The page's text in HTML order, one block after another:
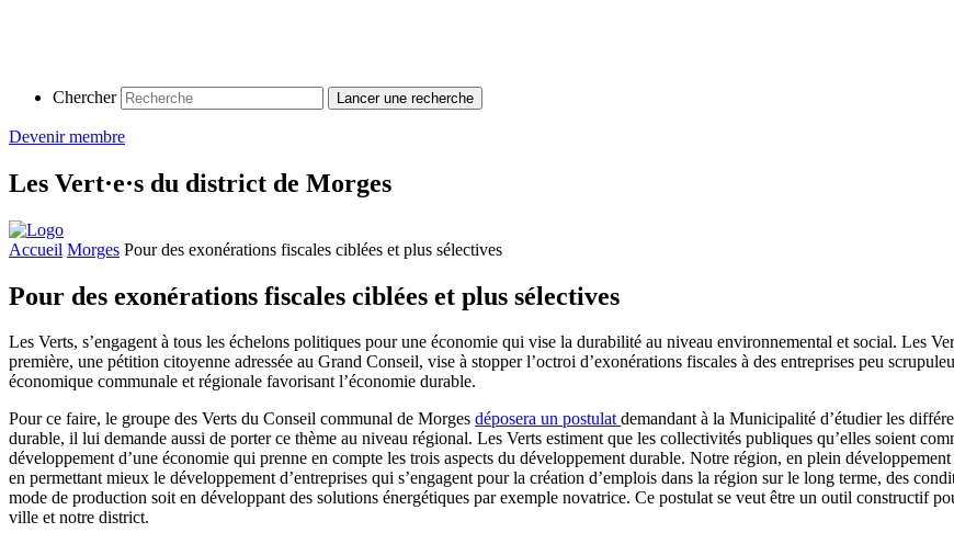
Chercher
Devenir membre
Les Vert·e·s du district de Morges
Accueil Morges Pour des exonérations fiscales ciblées et plus sélectives
Pour des exonérations fiscales ciblées et plus sélectives
Les Verts, s’engagent à tous les échelons politiques pour une économie qui vise la durabilité au niveau environnemental et social. Les
première, une pétition citoyenne adressée au Grand Conseil, vise à stopper l’octroi d’exonérations fiscales à des entreprises peu
économique communale et régionale favorisant l’économie durable.
Pour ce faire, le groupe des Verts du Conseil communal de Morges déposera un postulatdemandant à la Municipalité d’étudier les
durable, il lui demande aussi de porter ce thème au niveau régional. Les Verts estiment que les collectivités publiques qu’elles soient
développement d’une économie qui prenne en compte les trois aspects du développement durable. Notre région, en plein
en permettant mieux le développement d’entreprises qui s’engagent pour la création d’emplois dans la région sur le long terme, des
mode de production soit en développant des solutions énergétiques par exemple novatrice. Ce postulat se veut être un outil constructif
ville et notre district.